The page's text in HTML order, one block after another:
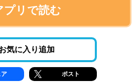
プリで読む
気に入り追加
ア ポスト